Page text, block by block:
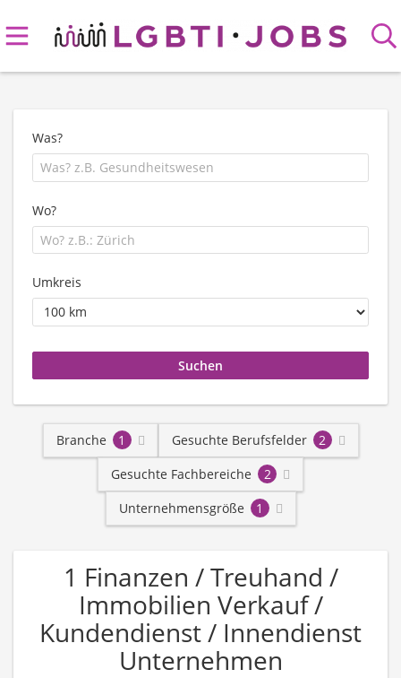
Was?
Wo?
Umkreis
Branche 1 Gesuchte Berufsfelder
2
Gesuchte Fachbereiche
2
Unternehmensgröße
1
1 Finanzen / Treuhand /
Immobilien Verkauf /
Kundendienst / Innendienst
Unternehmen